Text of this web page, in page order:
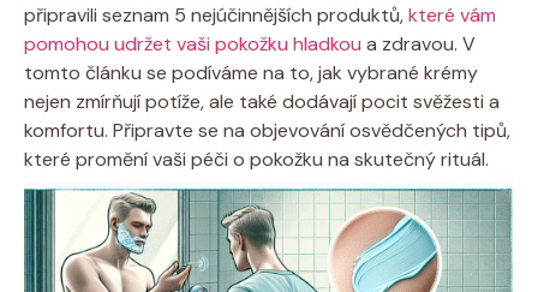
připravili seznam 5 nejúčinnějších produktů,které vám
pomohou udržet vaši pokožku hladkou a zdravou. V
tomto článku se podíváme na to, jak vybrané krémy
nejen zmírňují potíže, ale také dodávají pocit svěžesti a
komfortu. Připravte se na objevování osvědčených tipů,
které promění vaši péči o pokožku na skutečný rituál.